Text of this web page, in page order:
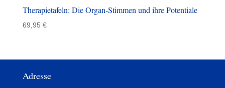
Therapietafeln: Die Organ-Stimmen und ihre Potentiale
69,95 €
Adresse